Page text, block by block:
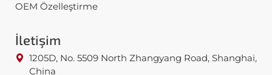
OEM Özelleştirme
İletişim
1205D, No. 5509 North Zhangyang Road, Shanghai,
China